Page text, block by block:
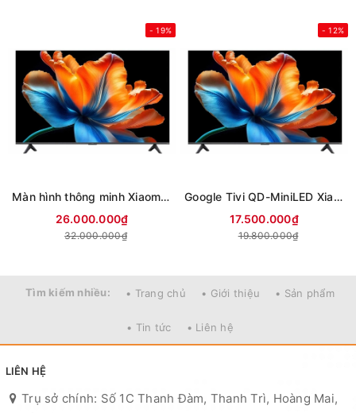
- 19%
Màn hình thông minh Xiaomi 4K 85 inch Smart Display S L85MC-STWN (Mới 2026)
26.000.000₫
32.000.000₫
- 12%
Google Tivi QD-MiniLED Xiaomi S 4K 75 inch L75MC-SSEA (Mới 2026)
17.500.000₫
19.800.000₫
Tìm kiếm nhiều: • Trang chủ • Giới thiệu • Sản phẩm
• Tin tức • Liên hệ
LIÊN HỆ
Trụ sở chính: Số 1C Thanh Đàm, Thanh Trì, Hoàng Mai,